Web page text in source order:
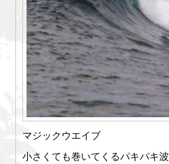
マジックウエイブ
小さくても巻いてくるパキパキ波